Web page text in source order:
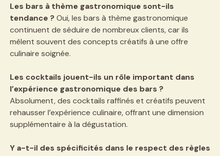
Les bars à thème gastronomique sont-ils
tendance ? Oui, les bars à thème gastronomique
continuent de séduire de nombreux clients, car ils
mêlent souvent des concepts créatifs à une offre
culinaire soignée.
Les cocktails jouent-ils un rôle important dans
l’expérience gastronomique des bars ?
Absolument, des cocktails raffinés et créatifs peuvent
rehausser l’expérience culinaire, offrant une dimension
supplémentaire à la dégustation.
Y a-t-il des spécificités dans le respect des règles